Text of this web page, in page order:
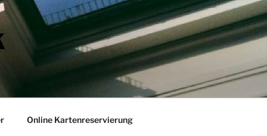
Online Kartenreservierung